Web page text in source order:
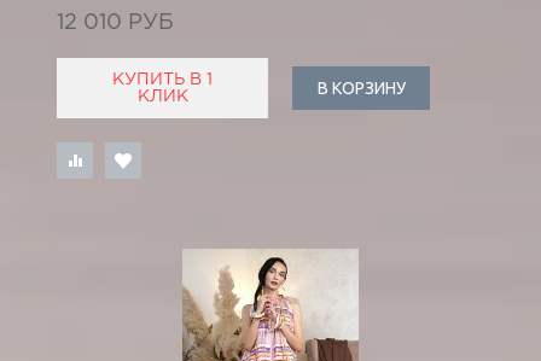
12 010 РУБ
КУПИТЬ В 1
КЛИК
В КОРЗИНУ